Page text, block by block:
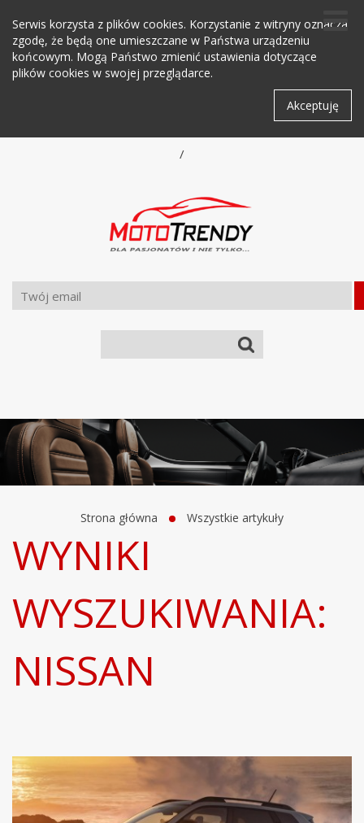
Serwis korzysta z plików cookies. Korzystanie z witryny oznacza
zgodę, że będą one umieszczane w Państwa urządzeniu
końcowym. Mogą Państwo zmienić ustawienia dotyczące
plików cookies w swojej przeglądarce.
Akceptuję
/
Strona główna Wszystkie artykuły
WYNIKI
WYSZUKIWANIA:
NISSAN